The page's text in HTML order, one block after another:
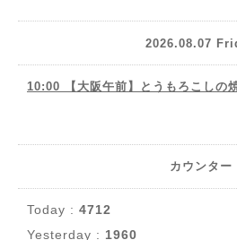
2026.08.07
10:00 【大阪午前】とうもろこし
カウンター
Today : 4712
Yesterday : 1960